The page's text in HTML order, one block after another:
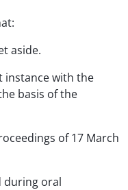
aside.
instance with the
basis of the
of 17 March
during oral